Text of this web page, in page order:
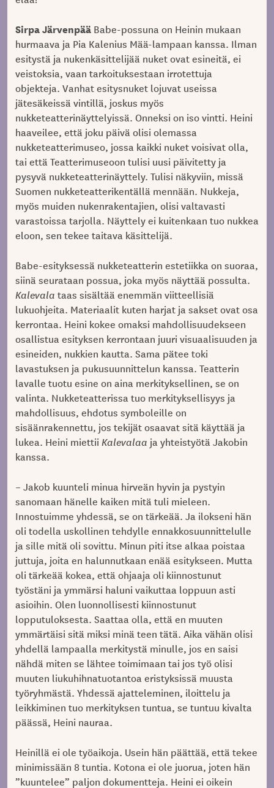
Sirpa JärvenpääBabe-possuna on Heinin mukaan
hurmaava ja Pia Kalenius Mää-lampaan kanssa. Ilman
esitystä ja nukenkäsittelijää nuket ovat esineitä, ei
veistoksia, vaan tarkoituksestaan irrotettuja
objekteja. Vanhat esitysnuket lojuvat useissa
jätesäkeissä vintillä, joskus myös
nukketeatterinäyttelyissä. Onneksi on iso vintti. Heini
haaveilee, että joku päivä olisi olemassa
nukketeatterimuseo, jossa kaikki nuket voisivat olla,
tai että Teatterimuseoon tulisi uusi päivitetty ja
pysyvä nukketeatterinäyttely. Tulisi näkyviin, missä
Suomen nukketeatterikentällä mennään. Nukkeja,
myös muiden nukenrakentajien, olisi valtavasti
varastoissa tarjolla. Näyttely ei kuitenkaan tuo nukkea
eloon, sen tekee taitava käsittelijä.
Babe-esityksessä nukketeatterin estetiikka on suoraa,
siinä seurataan possua, joka myös näyttää possulta.
Kalevala taas sisältää enemmän viitteellisiä
lukuohjeita. Materiaalit kuten harjat ja sakset ovat osa
kerrontaa. Heini kokee omaksi mahdollisuudekseen
osallistua esityksen kerrontaan juuri visuaalisuuden ja
esineiden, nukkien kautta. Sama pätee toki
lavastuksen ja pukusuunnittelun kanssa. Teatterin
lavalle tuotu esine on aina merkityksellinen, se on
valinta. Nukketeatterissa tuo merkityksellisyys ja
mahdollisuus, ehdotus symboleille on
sisäänrakennettu, jos tekijät osaavat sitä käyttää ja
lukea. Heini miettii Kalevalaa ja yhteistyötä Jakobin
kanssa.
– Jakob kuunteli minua hirveän hyvin ja pystyin
sanomaan hänelle kaiken mitä tuli mieleen.
Innostuimme yhdessä, se on tärkeää. Ja ilokseni hän
oli todella uskollinen tehdylle ennakkosuunnittelulle
ja sille mitä oli sovittu. Minun piti itse alkaa poistaa
juttuja, joita en halunnutkaan enää esitykseen. Mutta
oli tärkeää kokea, että ohjaaja oli kiinnostunut
työstäni ja ymmärsi haluni vaikuttaa loppuun asti
asioihin. Olen luonnollisesti kiinnostunut
lopputuloksesta. Saattaa olla, että en muuten
ymmärtäisi sitä miksi minä teen tätä. Aika vähän olisi
yhdellä lampaalla merkitystä minulle, jos en saisi
nähdä miten se lähtee toimimaan tai jos työ olisi
muuten liukuhihnatuotantoa eristyksissä muusta
työryhmästä. Yhdessä ajatteleminen, iloittelu ja
leikkiminen tuo merkityksen tuntua, se tuntuu kivalta
päässä, Heini nauraa.
Heinillä ei ole työaikoja. Usein hän päättää, että tekee
minimissään 8 tuntia. Kotona ei ole juorua, joten hän
”kuuntelee” paljon dokumentteja. Heini ei oikein